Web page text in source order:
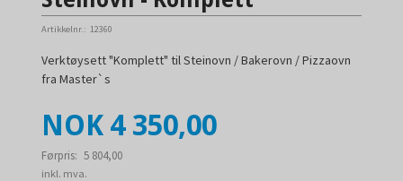
Artikkelnr.: 12360
Verktøysett "Komplett" til Steinovn / Bakerovn / Pizzaovn
fra Master`s
Tilbud
NOK 4 350,00
Førpris: 5 804,00
Rabatt
inkl. mva.